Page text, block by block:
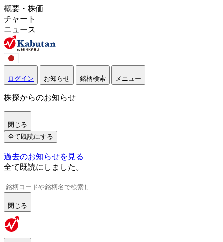
概要・株価
チャート
ニュース
ログイン お知らせ 銘柄検索 メニュー
株探からのお知らせ
閉じる
全て既読にする
過去のお知らせを見る
全て既読にしました。
閉じる